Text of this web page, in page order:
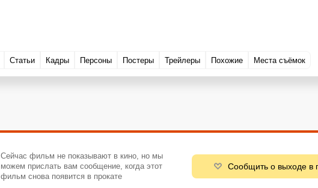
Статьи Кадры Персоны Постеры Трейлеры Похожие Места съёмок
Сейчас фильм не показывают в кино, но мы
можем прислать вам сообщение, когда этот
фильм снова появится в прокате
Сообщить о выходе в